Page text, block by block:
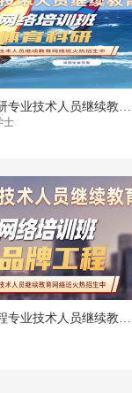
体育科研专业技术人员继续教育专业科目培训班
士
品牌工程专业技术人员继续教育专业科目培训班（2025年度）